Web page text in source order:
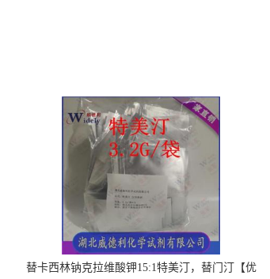
替卡西林钠克拉维酸钾15:1特美汀，替门汀【优